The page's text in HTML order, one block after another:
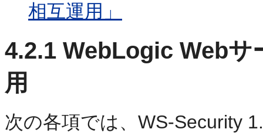
相互運用」
4.2.1 WebLogic Webサ
用
次の各項では、WS-Security